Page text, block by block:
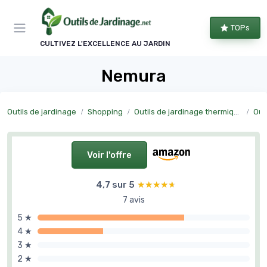
CULTIVEZ L'EXCELLENCE AU JARDIN
TOPs
Nemura
Outils de jardinage Shopping Outils de jardinage thermiques
Voir l'offre
4,7 sur 5 ★★★★★
★★★★★
7 avis
5 ★
4 ★
3 ★
2 ★
Panneau de gestion des cookies